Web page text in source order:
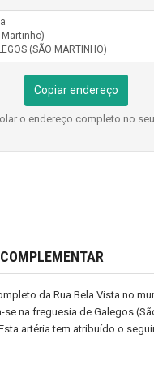
Copiar endereço
o endereço completo no
da Rua Bela Vista no
se na freguesia de Galegos
artéria tem atribuído o